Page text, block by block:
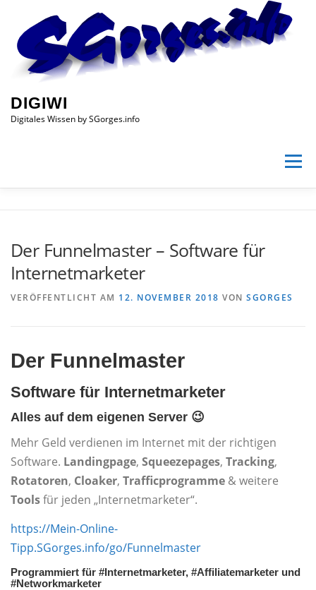
Inhalt
springen
DIGIWI
Digitales Wissen by SGorges.info
Menü
IMPRESSUM DATENSCHUTZ
Der Funnelmaster – Software für
Internetmarketer
VERÖFFENTLICHT AM 12. NOVEMBER 2018 VON SGORGES
Der Funnelmaster
Software für Internetmarketer
Alles auf dem eigenen Server 😉
Mehr Geld verdienen im Internet mit der richtigen
Software. Landingpage, Squeezepages, Tracking,
Rotatoren, Cloaker, Trafficprogramme & weitere
Toolsfür jeden „Internetmarketer“.
https://Mein-Online-
Tipp.SGorges.info/go/Funnelmaster
Programmiert für #Internetmarketer, #Affiliatemarketer und
#Networkmarketer